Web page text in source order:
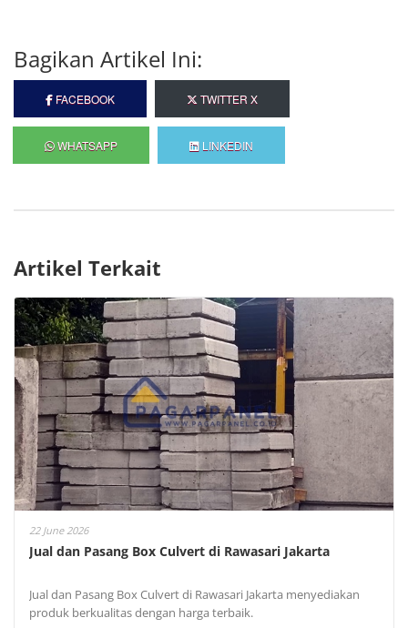
Bagikan Artikel Ini:
FACEBOOK TWITTER X
WHATSAPP LINKEDIN
Artikel Terkait
22 June 2026
Jual dan Pasang Box Culvert di Rawasari Jakarta
Jual dan Pasang Box Culvert di Rawasari Jakarta menyediakan
produk berkualitas dengan harga terbaik.